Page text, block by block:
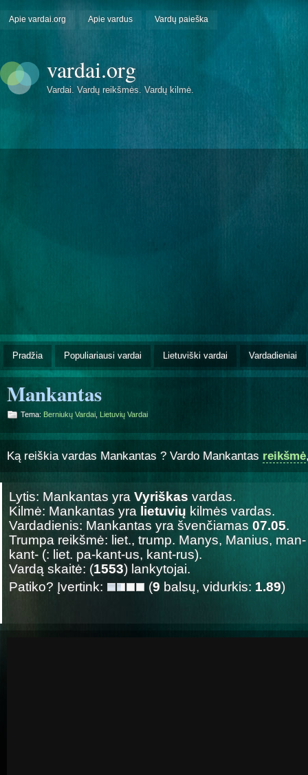
Apie vardai.org Apie vardus Vardų paieška
vardai.org
Vardai. Vardų reikšmės. Vardų kilmė.
Pradžia Populiariausi vardai Lietuviški vardai Vardadieniai
Mankantas
Tema: Berniukų Vardai Lietuvių Vardai
Ką reiškia vardas Mankantas ? Vardo Mankantas reikšmė
Lytis: Mankantas yra Vyriškas vardas.
Kilmė: Mankantas yra lietuvių kilmės vardas.
Vardadienis: Mankantas yra švenčiamas 07.05.
Trumpa reikšmė: liet., trump. Manys, Manius,
kant- (: liet. pa-kant-us, kant-rus).
Vardą skaitė: (1553) lankytojai.
Patiko? Įvertink:
(9 balsų, vidurkis: 1.89)